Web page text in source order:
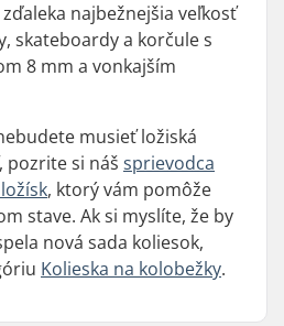
najbežnejšia veľkosť
skateboardy a korčule s
8 mm a vonkajším
musieť ložiská
pozrite si náš sprievodca
, ktorý vám pomôže
stave. Ak si myslíte, že by
nová sada koliesok,
Kolieska na kolobežky.